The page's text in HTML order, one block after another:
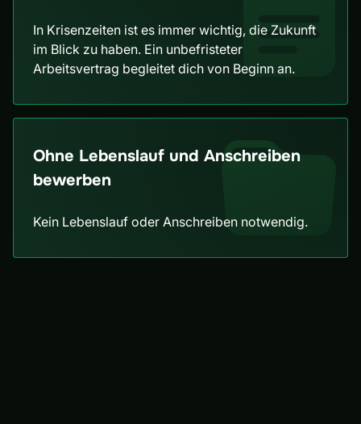
In Krisenzeiten ist es immer wichtig, die Zukunft
im Blick zu haben. Ein unbefristeter
Arbeitsvertrag begleitet dich von Beginn an.
Ohne Lebenslauf und Anschreiben
bewerben
Kein Lebenslauf oder Anschreiben notwendig.